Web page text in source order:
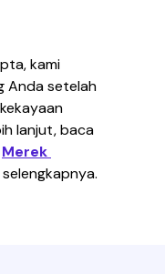
kami
Anda setelah
lanjut, baca
Merek